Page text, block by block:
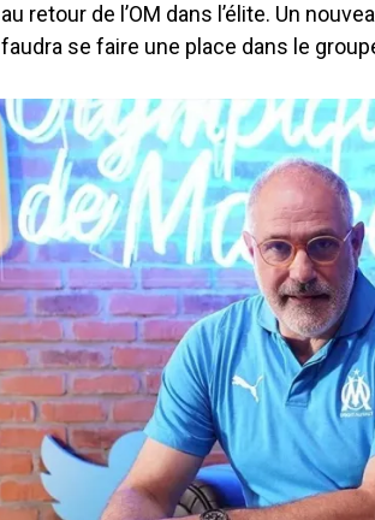
au retour de l’OM dans l’élite. Un
faudra se faire une place dans le